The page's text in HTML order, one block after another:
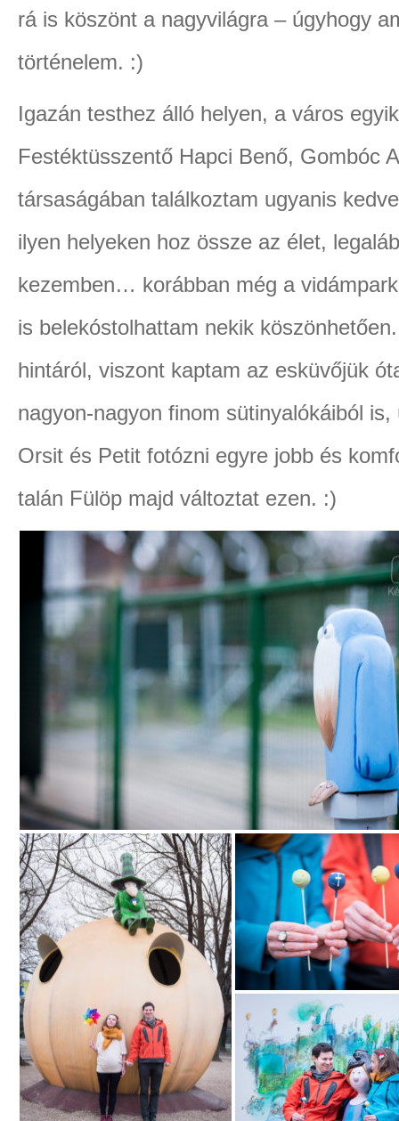
rá is köszönt a nagyvilágra – úgyhogy
történelem. :)
Igazán testhez álló helyen, a város
Festéktüsszentő Hapci Benő, Gombóc
társaságában találkoztam ugyanis
ilyen helyeken hoz össze az élet,
kezemben… korábban még a
is belekóstolhattam nekik
hintáról, viszont kaptam az esküvőjük
nagyon-nagyon finom sütinyalókáiból
Orsit és Petit fotózni egyre jobb és
talán Fülöp majd változtat ezen. :)